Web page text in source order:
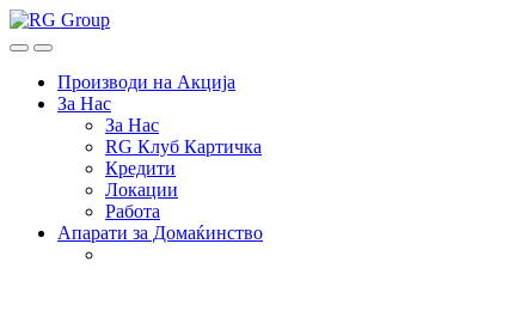
Skip
to
Skip
to
OpenClose
Производи на Акција
За Нас
За Нас
RG Клуб Картичка
Кредити
Локации
Работа
Апарати за Домаќинство